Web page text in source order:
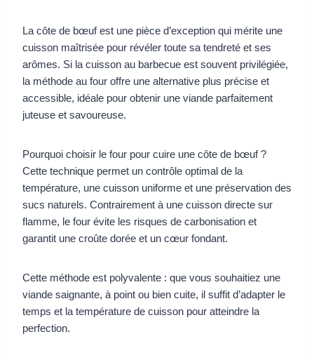
La côte de bœuf est une pièce d’exception qui mérite une
cuisson maîtrisée pour révéler toute sa tendreté et ses
arômes. Si la cuisson au barbecue est souvent privilégiée,
la méthode au four offre une alternative plus précise et
accessible, idéale pour obtenir une viande parfaitement
juteuse et savoureuse.
Pourquoi choisir le four pour cuire une côte de bœuf ?
Cette technique permet un contrôle optimal de la
température, une cuisson uniforme et une préservation des
sucs naturels. Contrairement à une cuisson directe sur
flamme, le four évite les risques de carbonisation et
garantit une croûte dorée et un cœur fondant.
Cette méthode est polyvalente : que vous souhaitiez une
viande saignante, à point ou bien cuite, il suffit d’adapter le
temps et la température de cuisson pour atteindre la
perfection.